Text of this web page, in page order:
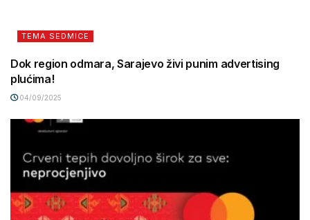
TEMA SEDMICE
Dok region odmara, Sarajevo živi punim advertising
plućima!
04/09/2025